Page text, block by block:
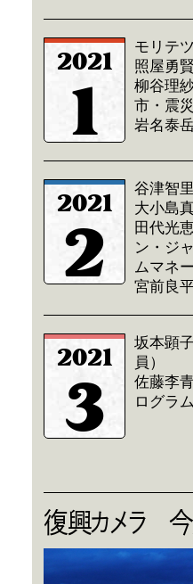
2021
1
モリテ
照屋勇
柳谷理
市・震
岩名泰
2021
2
谷津智
大小島
田代光
ン・ジ
ムマネ
宮前良
2021
3
坂本顕
員）
佐藤李
ログラ
復興カメラ